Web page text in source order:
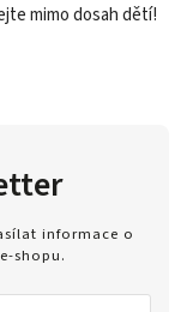
mimo dosah dětí!
informace o
shopu.